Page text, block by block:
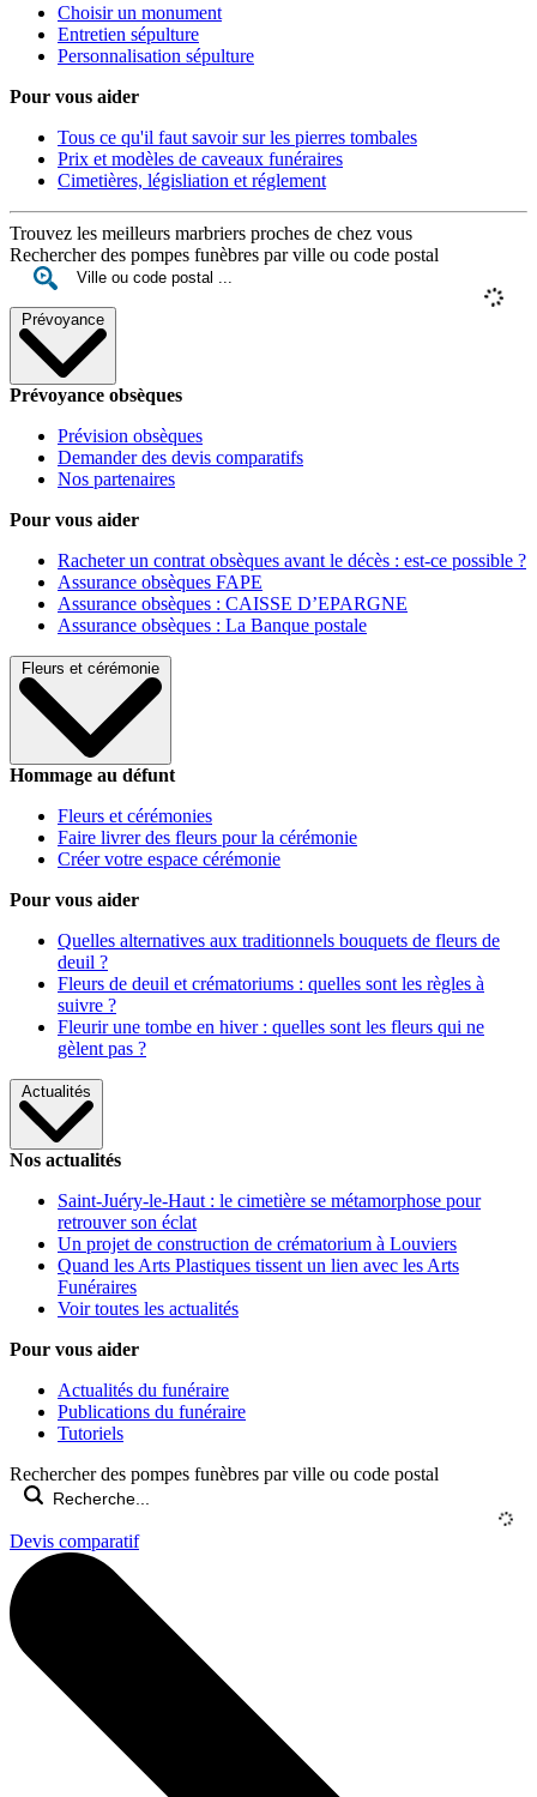
Choisir un monument
Entretien sépulture
Personnalisation sépulture
Pour vous aider
Tous ce qu'il faut savoir sur les pierres tombales
Prix et modèles de caveaux funéraires
Cimetières, législiation et réglement
Trouvez les meilleurs marbriers proches de chez vous
Rechercher des pompes funèbres par ville ou code postal
Prévoyance
Prévoyance obsèques
Prévision obsèques
Demander des devis comparatifs
Nos partenaires
Pour vous aider
Racheter un contrat obsèques avant le décès : est-ce possible ?
Assurance obsèques FAPE
Assurance obsèques : CAISSE D’EPARGNE
Assurance obsèques : La Banque postale
Fleurs et cérémonie
Hommage au défunt
Fleurs et cérémonies
Faire livrer des fleurs pour la cérémonie
Créer votre espace cérémonie
Pour vous aider
Quelles alternatives aux traditionnels bouquets de fleurs de
deuil ?
Fleurs de deuil et crématoriums : quelles sont les règles à
suivre ?
Fleurir une tombe en hiver : quelles sont les fleurs qui ne
gèlent pas ?
Actualités
Nos actualités
Saint-Juéry-le-Haut : le cimetière se métamorphose pour
retrouver son éclat
Un projet de construction de crématorium à Louviers
Quand les Arts Plastiques tissent un lien avec les Arts
Funéraires
Voir toutes les actualités
Pour vous aider
Actualités du funéraire
Publications du funéraire
Tutoriels
Rechercher des pompes funèbres par ville ou code postal
Devis comparatif